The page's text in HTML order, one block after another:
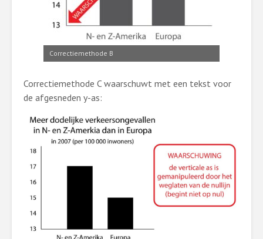
Correctiemethode B
Correctiemethode C waarschuwt met een tekst voor
de afgesneden y-as: